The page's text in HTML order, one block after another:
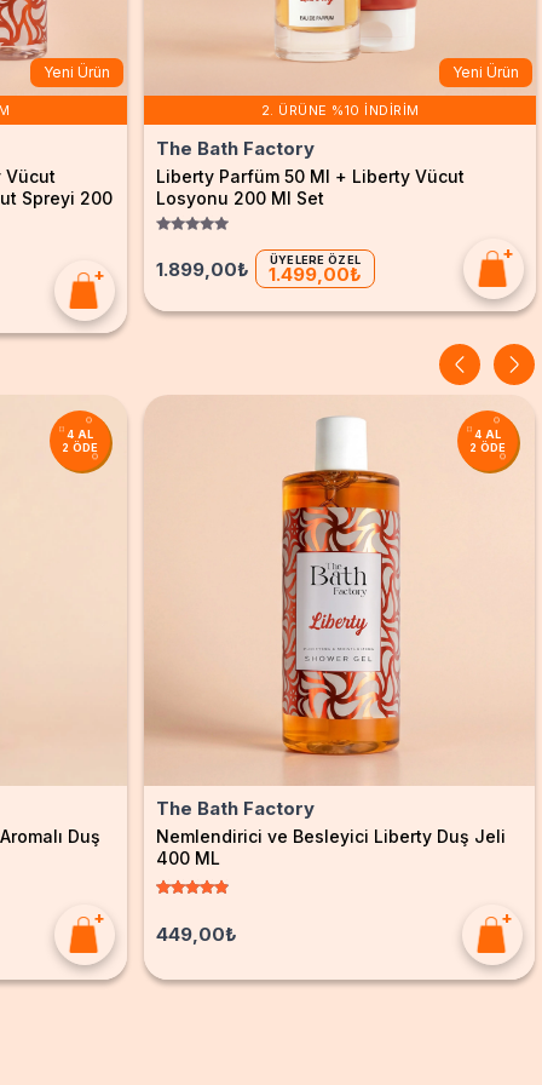
Yeni Ürün
Vücut
Spreyi 200
2. ÜRÜNE %10 İNDIRIM
Yeni Ürün
The Bath Factory
Liberty Parfüm 50 Ml + Liberty Vücut
Losyonu 200 Ml Set
1.899,00₺ ÜYELERE ÖZEL
1.499,00₺
4 AL
2 ÖDE
Duş
4 AL
2 ÖDE
The Bath Factory
Nemlendirici ve Besleyici Liberty Duş Jeli
400 ML
449,00₺